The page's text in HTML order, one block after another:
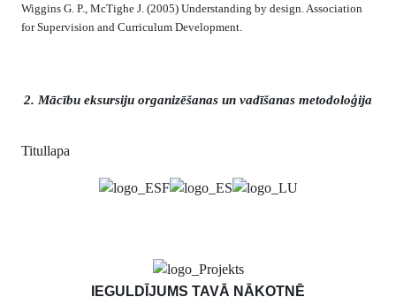
Wiggins G. P., McTighe J. (2005) Understanding by design. Association
for Supervision and Curriculum Development.
2. Mācību eksursiju organizēšanas un vadīšanas metodoloģija
Titullapa
IEGULDĪJUMS TAVĀ NĀKOTNĒ